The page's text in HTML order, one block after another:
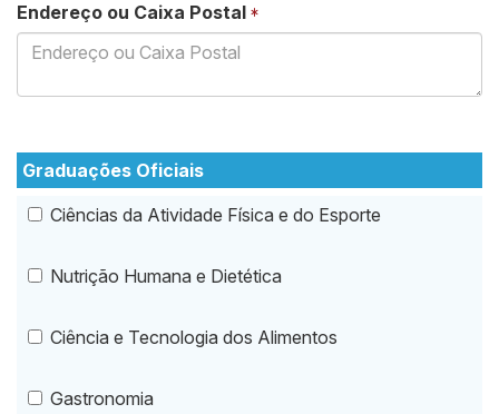
Endereço ou Caixa Postal
Graduações Oficiais
Ciências da Atividade Física e do Esporte
Nutrição Humana e Dietética
Ciência e Tecnologia dos Alimentos
Gastronomia